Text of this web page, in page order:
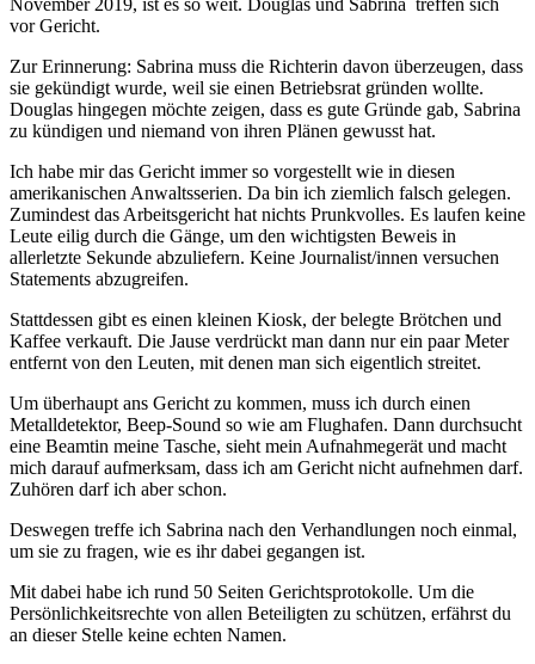
November 2019, ist es so weit. Douglas und Sabrina treffen sich
vor Gericht.
Zur Erinnerung: Sabrina muss die Richterin davon überzeugen, dass
sie gekündigt wurde, weil sie einen Betriebsrat gründen wollte.
Douglas hingegen möchte zeigen, dass es gute Gründe gab, Sabrina
zu kündigen und niemand von ihren Plänen gewusst hat.
Ich habe mir das Gericht immer so vorgestellt wie in diesen
amerikanischen Anwaltsserien. Da bin ich ziemlich falsch gelegen.
Zumindest das Arbeitsgericht hat nichts Prunkvolles. Es laufen keine
Leute eilig durch die Gänge, um den wichtigsten Beweis in
allerletzte Sekunde abzuliefern. Keine Journalist/innen versuchen
Statements abzugreifen.
Stattdessen gibt es einen kleinen Kiosk, der belegte Brötchen und
Kaffee verkauft. Die Jause verdrückt man dann nur ein paar Meter
entfernt von den Leuten, mit denen man sich eigentlich streitet.
Um überhaupt ans Gericht zu kommen, muss ich durch einen
Metalldetektor, Beep-Sound so wie am Flughafen. Dann durchsucht
eine Beamtin meine Tasche, sieht mein Aufnahmegerät und macht
mich darauf aufmerksam, dass ich am Gericht nicht aufnehmen darf.
Zuhören darf ich aber schon.
Deswegen treffe ich Sabrina nach den Verhandlungen noch einmal,
um sie zu fragen, wie es ihr dabei gegangen ist.
Mit dabei habe ich rund 50 Seiten Gerichtsprotokolle. Um die
Persönlichkeitsrechte von allen Beteiligten zu schützen, erfährst du
an dieser Stelle keine echten Namen.